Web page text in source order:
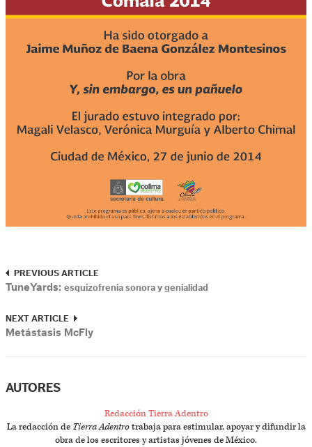
PREVIOUS ARTICLE
TuneYards: esquizofrenia sonora y genialidad
NEXT ARTICLE
Metástasis McFly
AUTORES
Redacción Tierra Adentro
La redacción de Tierra Adentrotrabaja para estimular, apoyar y difundir la
obra de los escritores y artistas jóvenes de México.